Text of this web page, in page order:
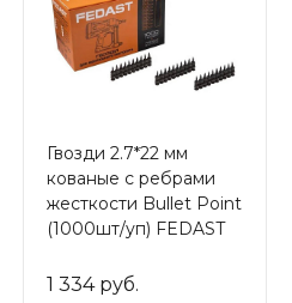
Гвозди 2.7*22 мм
кованые с ребрами
жесткости Bullet Point
(1000шт/уп) FEDAST
1 334 руб.